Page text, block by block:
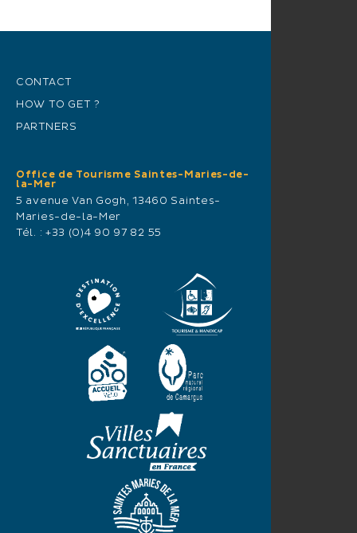
CONTACT
HOW TO GET ?
PARTNERS
Office de Tourisme Saintes-Maries-de-
la-Mer
5 avenue Van Gogh, 13460 Saintes-
Maries-de-la-Mer
Tél. : +33 (0)4 90 97 82 55